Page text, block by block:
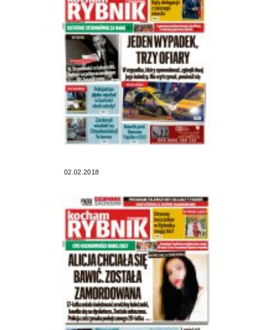
02.02.2018